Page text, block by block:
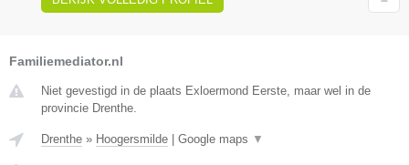
Familiemediator.nl
Niet gevestigd in de plaats Exloermond Eerste, maar wel in de
provincie Drenthe.
Drenthe » Hoogersmilde Google maps ▼